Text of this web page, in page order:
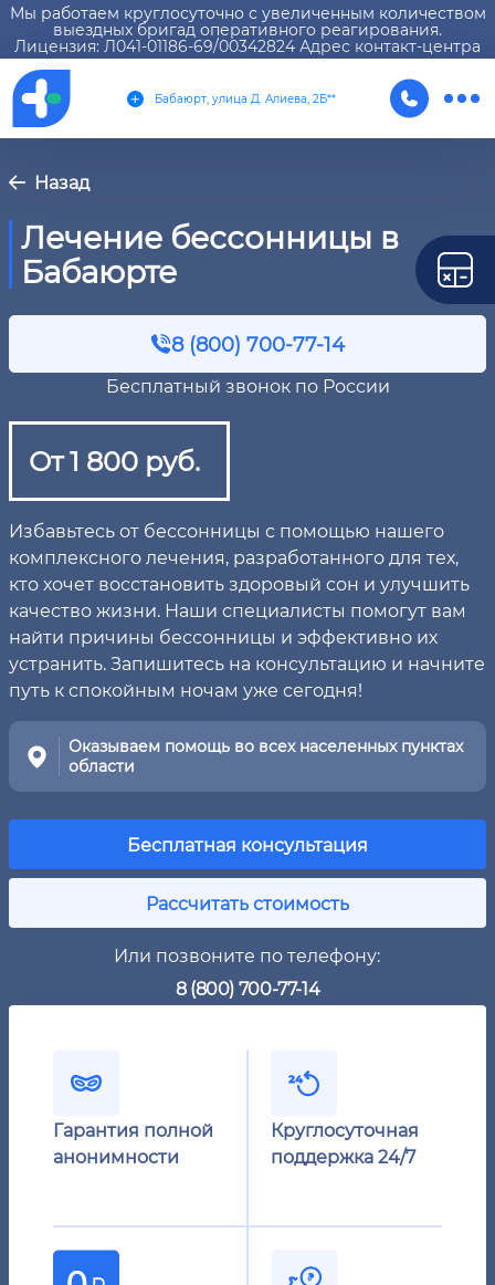
Мы работаем круглосуточно с увеличенным количеством
выездных бригад оперативного реагирования.
Лицензия: Л041-01186-69/00342824 Адрес контакт-центра
Бабаюрт, улица Д. Алиева, 2Б**
Назад
Лечение бессонницы в
Бабаюрте
8 (800) 700-77-14
Бесплатный звонок по России
От 1 800 руб.
Избавьтесь от бессонницы с помощью нашего
комплексного лечения, разработанного для тех,
кто хочет восстановить здоровый сон и улучшить
качество жизни. Наши специалисты помогут вам
найти причины бессонницы и эффективно их
устранить. Запишитесь на консультацию и начните
путь к спокойным ночам уже сегодня!
Оказываем помощь во всех населенных пунктах
области
Бесплатная консультация
Рассчитать стоимость
Или позвоните по телефону:
8 (800) 700-77-14
Гарантия полной
анонимности
Круглосуточная
поддержка 24/7